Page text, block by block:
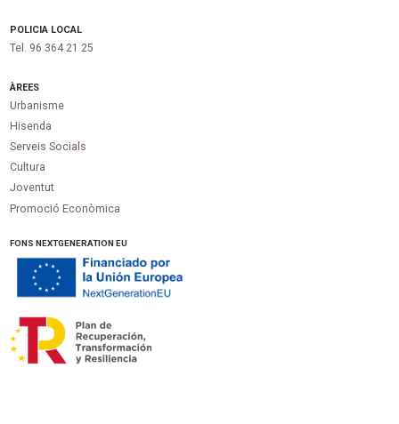
POLICIA LOCAL
Tel. 96 364 21 25
ÀREES
Urbanisme
Hisenda
Serveis Socials
Cultura
Joventut
Promoció Econòmica
FONS NEXTGENERATION EU